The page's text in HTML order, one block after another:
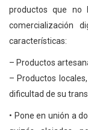
productos que no
comercialización
características:
– Productos
– Productos
dificultad de su
• Pone en unión a